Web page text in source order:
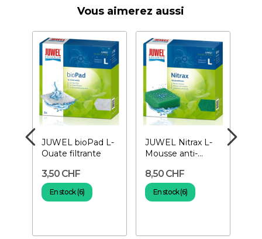
Vous aimerez aussi
JUWEL bioPad L-
Ouate filtrante
3,50 CHF
En stock (6)
JUWEL Nitrax L-
Mousse anti-
8,50 CHF
En stock (6)